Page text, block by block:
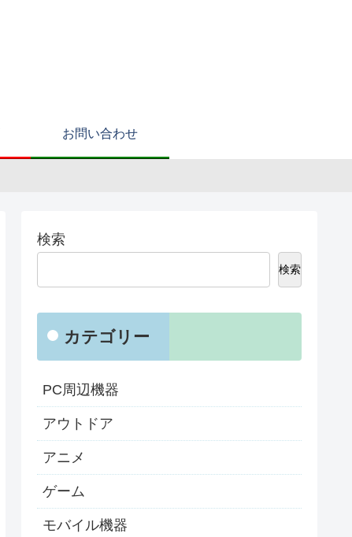
お問い合わせ
検索
検索
カテゴリー
PC周辺機器
アウトドア
アニメ
ゲーム
モバイル機器